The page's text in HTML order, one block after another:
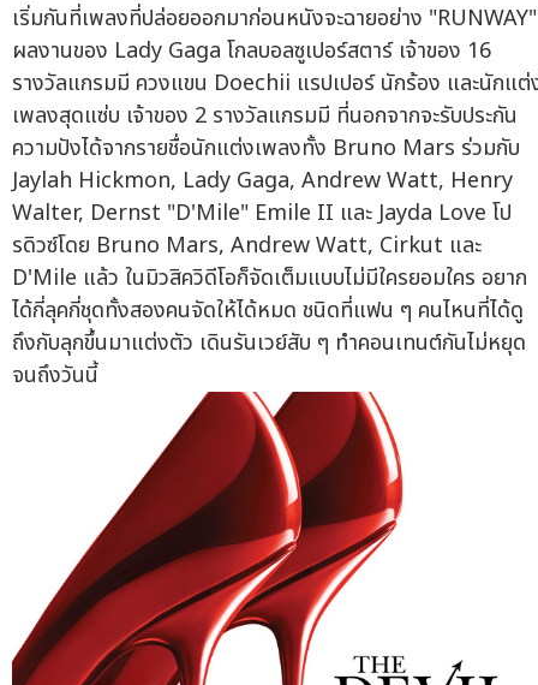
เริ่มกันที่เพลงที่ปล่อยออกมาก่อนหนังจะฉายอย่าง "RUNWAY"
ผลงานของ Lady Gaga โกลบอลซูเปอร์สตาร์ เจ้าของ 16
รางวัลแกรมมี ควงแขน Doechii แรปเปอร์ นักร้อง และนักแต่
เพลงสุดแซ่บ เจ้าของ 2 รางวัลแกรมมี ที่นอกจากจะรับประกัน
ความปังได้จากรายชื่อนักแต่งเพลงทั้ง Bruno Mars ร่วมกับ
Jaylah Hickmon, Lady Gaga, Andrew Watt, Henry
Walter, Dernst "D'Mile" Emile II และ Jayda Love โป
รดิวซ์โดย Bruno Mars, Andrew Watt, Cirkut และ
D'Mile แล้ว ในมิวสิควิดีโอก็จัดเต็มแบบไม่มีใครยอมใคร อยาก
ได้กี่ลุคกี่ชุดทั้งสองคนจัดให้ได้หมด ชนิดที่แฟน ๆ คนไหนที่ได้ดู
ถึงกับลุกขึ้นมาแต่งตัว เดินรันเวย์สับ ๆ ทำคอนเทนต์กันไม่หยุด
จนถึงวันนี้